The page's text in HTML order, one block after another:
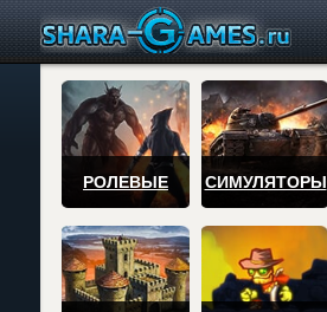
РОЛЕВЫЕ СИМУЛЯТОРЫ